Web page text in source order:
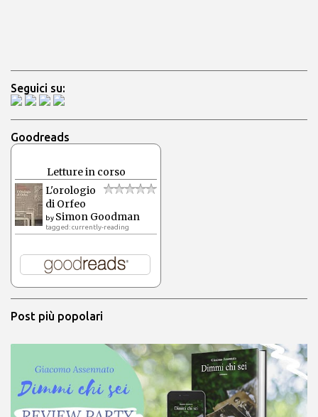
Seguici su:
Goodreads
Letture in corso
L'orologio
di Orfeo
by Simon Goodman
tagged: currently-reading
Post più popolari